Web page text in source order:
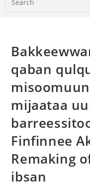
qaban
mijaataa
Finfinnee
Remaking
ibsan